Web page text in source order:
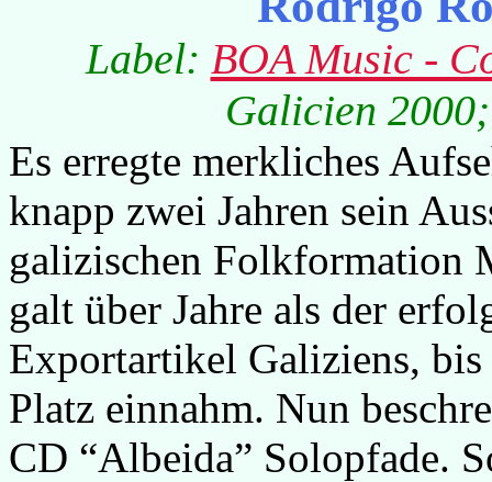
Label: BOA Music -
Galicien
Es erregte merkliches
knapp zwei Jahren sein
galizischen Folkformation
galt über Jahre als der
Exportartikel Galiziens,
Platz einnahm. Nun
CD “Albeida” Solopfade.